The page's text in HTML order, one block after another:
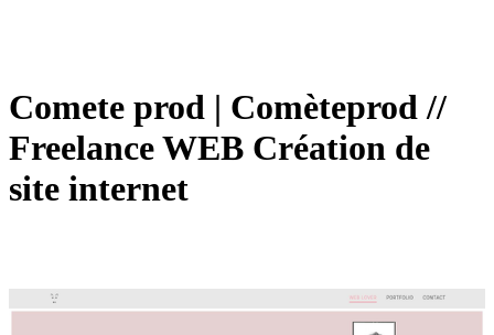
Comete prod | Comèteprod //
Freelance WEB Création de
site internet